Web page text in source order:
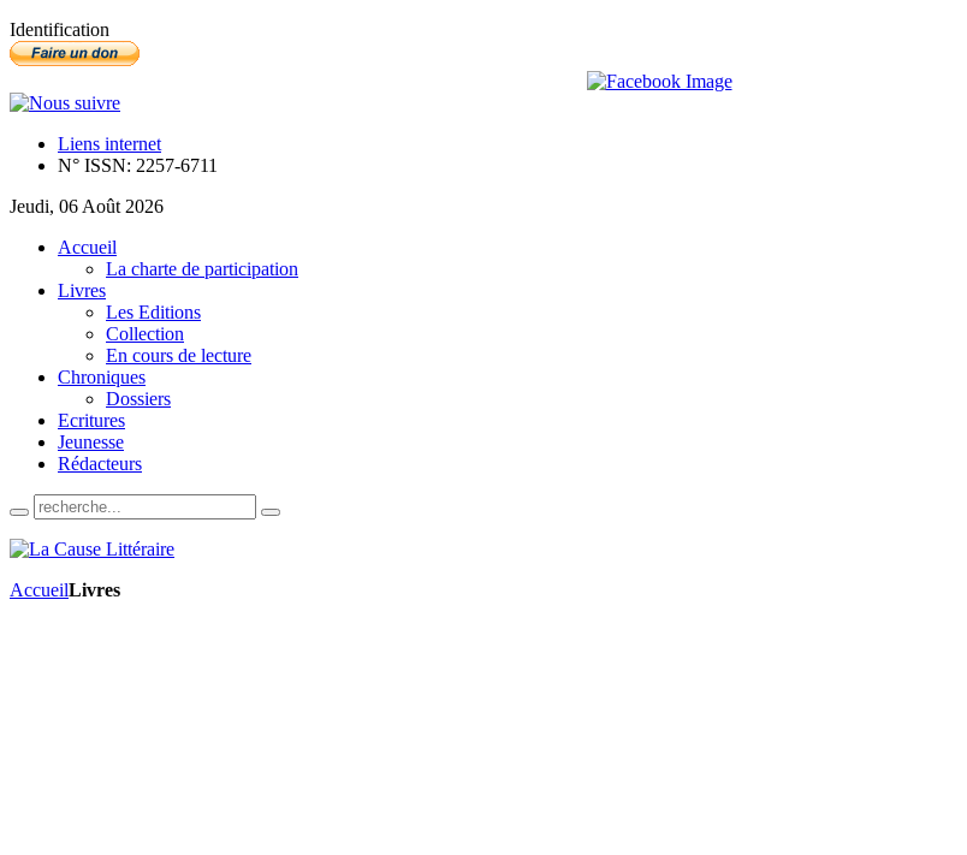
Identification
Liens internet
N° ISSN: 2257-6711
Jeudi, 06 Août 2026
Accueil
La charte de participation
Livres
Les Editions
Collection
En cours de lecture
Chroniques
Dossiers
Ecritures
Jeunesse
Rédacteurs
AccueilLivres